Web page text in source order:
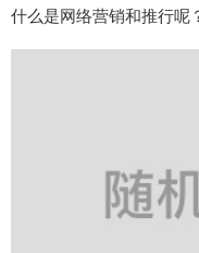
什么是网络营销和推行呢